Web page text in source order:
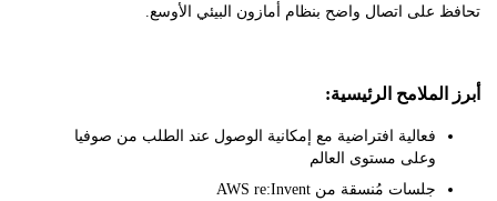
على اتصال واضح بنظام أمازون البيئي الأوسع.
الرئيسية:
فعالية افتراضية مع إمكانية الوصول عند الطلب من صوفيا
وعلى مستوى العالم
جلسات مُنسقة من AWS re:Invent